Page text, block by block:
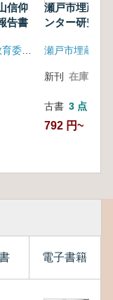
信仰
告書
跡地名表
3 北海
北関東編
瀬戸市埋蔵文
ンター研究紀
出土遺跡地
編
新刊 在庫なし
古書 3 点
792 円~
電子書籍